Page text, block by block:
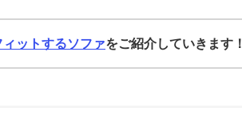
ットするソファをご紹介していきます！